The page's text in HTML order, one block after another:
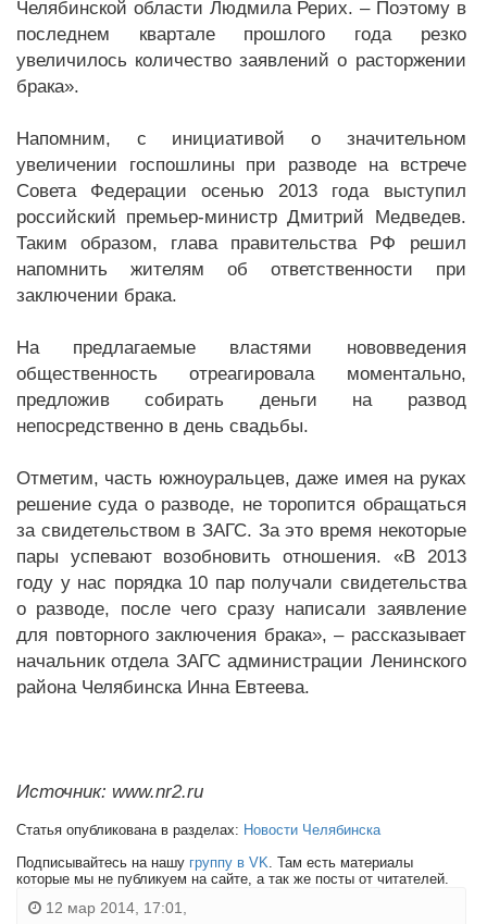
Челябинской области Людмила Рерих. – Поэтому в
последнем квартале прошлого года резко
увеличилось количество заявлений о расторжении
брака».
Напомним, с инициативой о значительном
увеличении госпошлины при разводе на встрече
Совета Федерации осенью 2013 года выступил
российский премьер-министр Дмитрий Медведев.
Таким образом, глава правительства РФ решил
напомнить жителям об ответственности при
заключении брака.
На предлагаемые властями нововведения
общественность отреагировала моментально,
предложив собирать деньги на развод
непосредственно в день свадьбы.
Отметим, часть южноуральцев, даже имея на руках
решение суда о разводе, не торопится обращаться
за свидетельством в ЗАГС. За это время некоторые
пары успевают возобновить отношения. «В 2013
году у нас порядка 10 пар получали свидетельства
о разводе, после чего сразу написали заявление
для повторного заключения брака», – рассказывает
начальник отдела ЗАГС администрации Ленинского
района Челябинска Инна Евтеева.
Источник: www.nr2.ru
Статья опубликована в разделах: Новости Челябинска
Подписывайтесь на нашу группу в VK. Там есть материалы
которые мы не публикуем на сайте, а так же посты от читателей.
12 мар 2014, 17:01,